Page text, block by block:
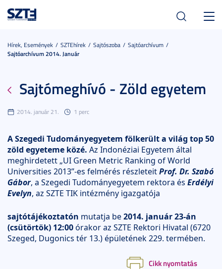
Hírek, Események SZTEhírek Sajtószoba
Sajtóarchívum
Sajtóarchívum 2014. Január
Sajtómeghívó - Zöld egyetem
2014. január 21. 1 perc
A Szegedi Tudományegyetem fölkerült a világ top 50
zöld egyeteme közé. Az Indonéziai Egyetem által
meghirdetett „UI Green Metric Ranking of World
Universities 2013”-es felmérés részleteitProf. Dr. Szabó
Gábor, a Szegedi Tudományegyetem rektora és Erdélyi
Evelyn, az SZTE TIK intézmény igazgatója
sajtótájékoztatón mutatja be2014. január 23-án
(csütörtök) 12:00órakor az SZTE Rektori Hivatal (6720
Szeged, Dugonics tér 13.) épületének 229. termében.
Cikk nyomtatás